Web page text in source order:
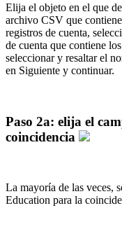
Elija el objeto en el que
archivo CSV que
registros de cuenta,
de cuenta que contiene
seleccionar y resaltar el
en Siguiente y continuar.
Paso 2a: elija el
coincidencia
La mayoría de las veces,
Education para la